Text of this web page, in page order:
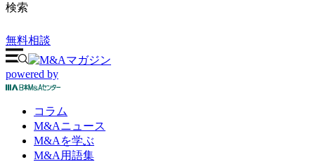
検索
無料相談
powered by
コラム
M&Aニュース
M&Aを学ぶ
M&A 用語集